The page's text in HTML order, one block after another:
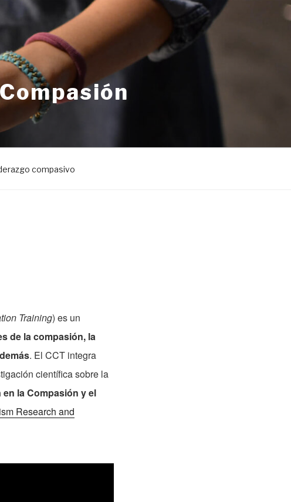
compasivo
Training) es un
de la compasión, la
. El CCT integra
científica sobre la
la Compasión y el
Research and